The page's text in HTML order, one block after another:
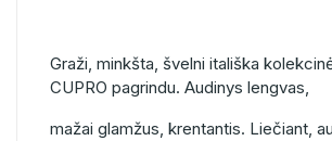
Graži, minkšta, švelni itališka
CUPRO pagrindu. Audinys lengvas,
mažai glamžus, krentantis. Liečiant,